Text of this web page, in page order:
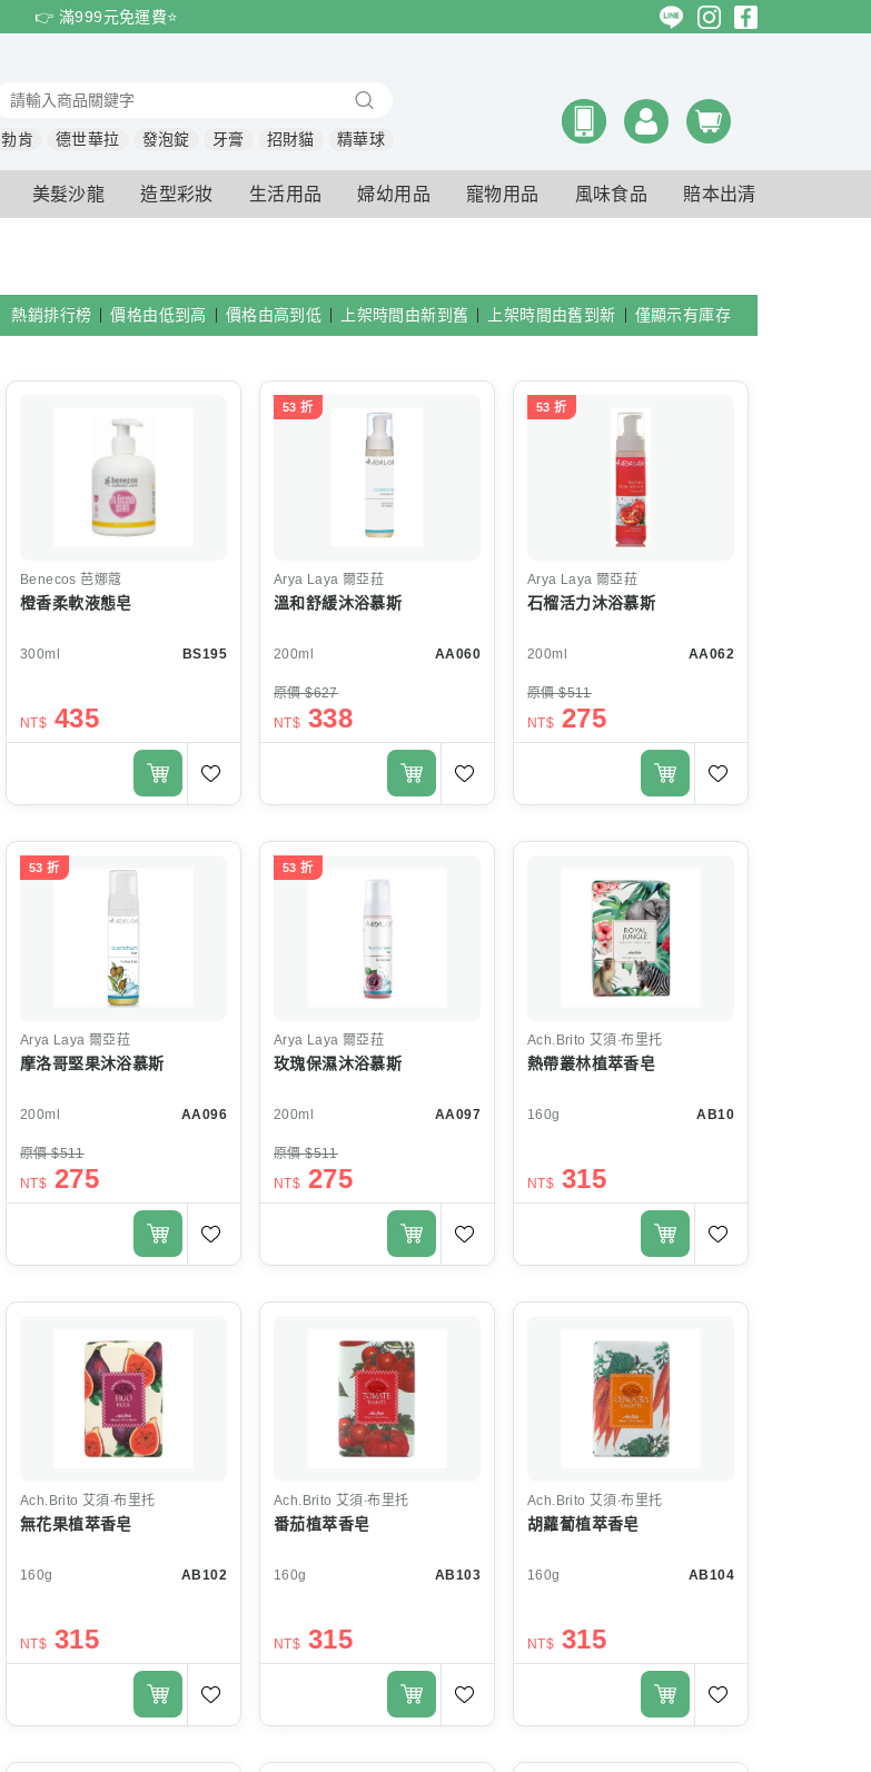
👉 滿999元免運費⭐️
勃肯 德世華拉 發泡錠 牙膏 招財貓 精華球
美髮沙龍 造型彩妝 生活用品 婦幼用品 寵物用品 風味食品 賠本出清
熱銷排行榜 價格由低到高 價格由高到低 上架時間由新到舊 上架時間由舊到新 僅顯示有庫存
Benecos 芭娜蔻
橙香柔軟液態皂
300ml BS195
NT$ 435
53 折
Arya Laya 爾亞菈
溫和舒緩沐浴慕斯
200ml AA060
原價 $627
NT$ 338
53 折
Arya Laya 爾亞菈
石榴活力沐浴慕斯
200ml AA062
原價 $511
NT$ 275
53 折
Arya Laya 爾亞菈
摩洛哥堅果沐浴慕斯
200ml AA096
原價 $511
NT$ 275
53 折
Arya Laya 爾亞菈
玫瑰保濕沐浴慕斯
200ml AA097
原價 $511
NT$ 275
Ach.Brito 艾須‧布里托
熱帶叢林植萃香皂
160g AB10
NT$ 315
Ach.Brito 艾須‧布里托
無花果植萃香皂
160g AB102
NT$ 315
Ach.Brito 艾須‧布里托
番茄植萃香皂
160g AB103
NT$ 315
Ach.Brito 艾須‧布里托
胡蘿蔔植萃香皂
160g AB104
NT$ 315